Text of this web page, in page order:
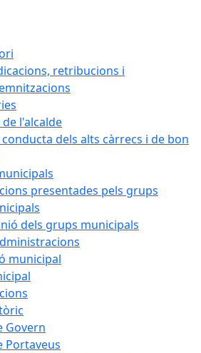
retribucions i
l'alcalde
conducta dels alts càrrecs i de bon
presentades pels grups
dels grups municipals
municipal
Govern
Portaveus